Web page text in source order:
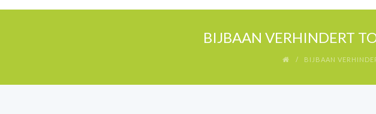
BIJBAAN VERHINDERT
BIJBAAN